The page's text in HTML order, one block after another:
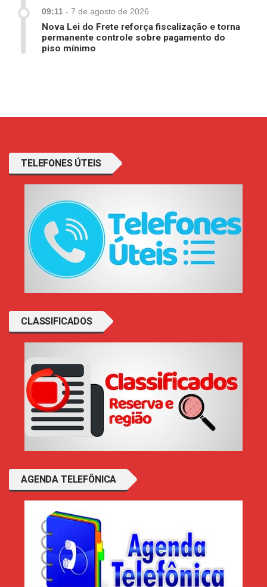
09:11 - 7 de agosto de 2026
Nova Lei do Frete reforça fiscalização e torna
permanente controle sobre pagamento do
piso mínimo
TELEFONES ÚTEIS
CLASSIFICADOS
AGENDA TELEFÔNICA